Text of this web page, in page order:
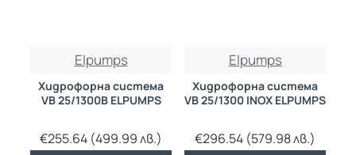
Elpumps
Хидрофорна система
VB 25/1300B ELPUMPS
€255.64 (499.99 лв.)
Elpumps
Хидрофорна система
VB 25/1300 INOX ELPUMPS
€296.54 (579.98 лв.)